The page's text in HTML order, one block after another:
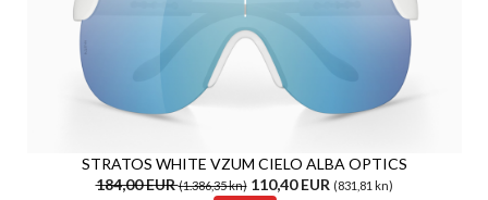
STRATOS WHITE VZUM CIELO ALBA OPTICS
184,00 EUR(1.386,35 kn)110,40 EUR (831,81 kn)